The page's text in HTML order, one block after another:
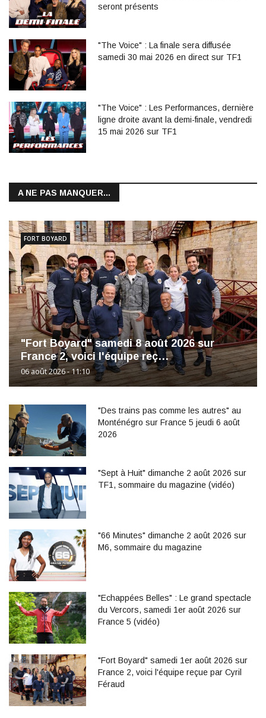
seront présents
"The Voice" : La finale sera diffusée
samedi 30 mai 2026 en direct sur TF1
"The Voice" : Les Performances, dernière
ligne droite avant la demi-finale, vendredi
15 mai 2026 sur TF1
A NE PAS MANQUER...
"Fort Boyard" samedi 8 août 2026 sur
France 2, voici l'équipe reç…
06 août 2026 - 11:10
FORT BOYARD
"Des trains pas comme les autres" au
Monténégro sur France 5 jeudi 6 août
2026
"Sept à Huit" dimanche 2 août 2026 sur
TF1, sommaire du magazine (vidéo)
"66 Minutes" dimanche 2 août 2026 sur
M6, sommaire du magazine
"Echappées Belles" : Le grand spectacle
du Vercors, samedi 1er août 2026 sur
France 5 (vidéo)
"Fort Boyard" samedi 1er août 2026 sur
France 2, voici l'équipe reçue par Cyril
Féraud